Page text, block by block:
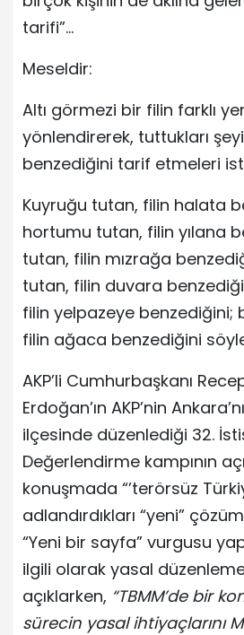
tarifi”…
Meseldir:
Altı görmezi bir filin farklı
yönlendirerek, tuttukları
benzediğini tarif etmeleri
Kuyruğu tutan, filin halata
hortumu tutan, filin yılana
tutan, filin mızrağa
tutan, filin duvara
filin yelpazeye benzediğini;
filin ağaca benzediğini
AKP’li Cumhurbaşkanı
Erdoğan’ın AKP’nin
ilçesinde düzenlediği 32.
Değerlendirme kampının
konuşmada “’terörsüz
adlandırdıkları “yeni”
“Yeni bir sayfa” vurgusu
ilgili olarak yasal düzenleme
açıklarken, “TBMM’de bir
sürecin yasal ihtiyaçlarını